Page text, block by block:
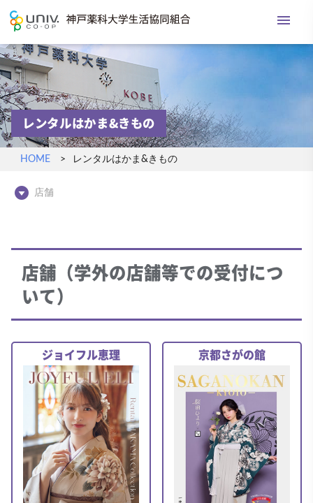
menu
神戸薬科大学生活協
レンタルはかま&きもの
HOME レンタルはかま&きもの
play_circle_filled 店舗
店舗（学外の店舗等での受付につ
いて）
ジョイフル恵理 京都さがの館